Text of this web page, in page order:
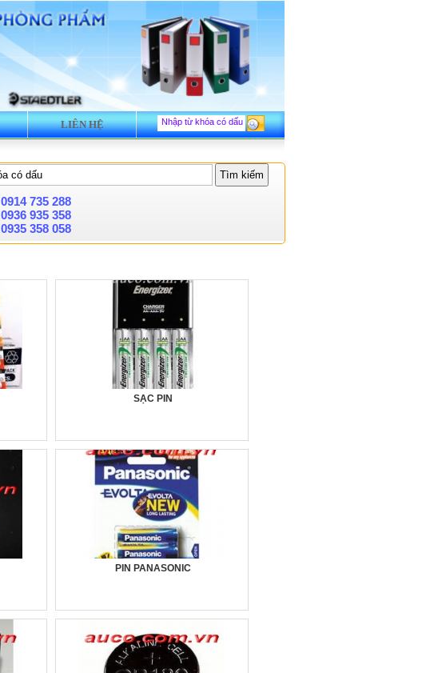
LIÊN HỆ
0914 735 288
0936 935 358
0935 358 058
SẠC PIN
PIN PANASONIC